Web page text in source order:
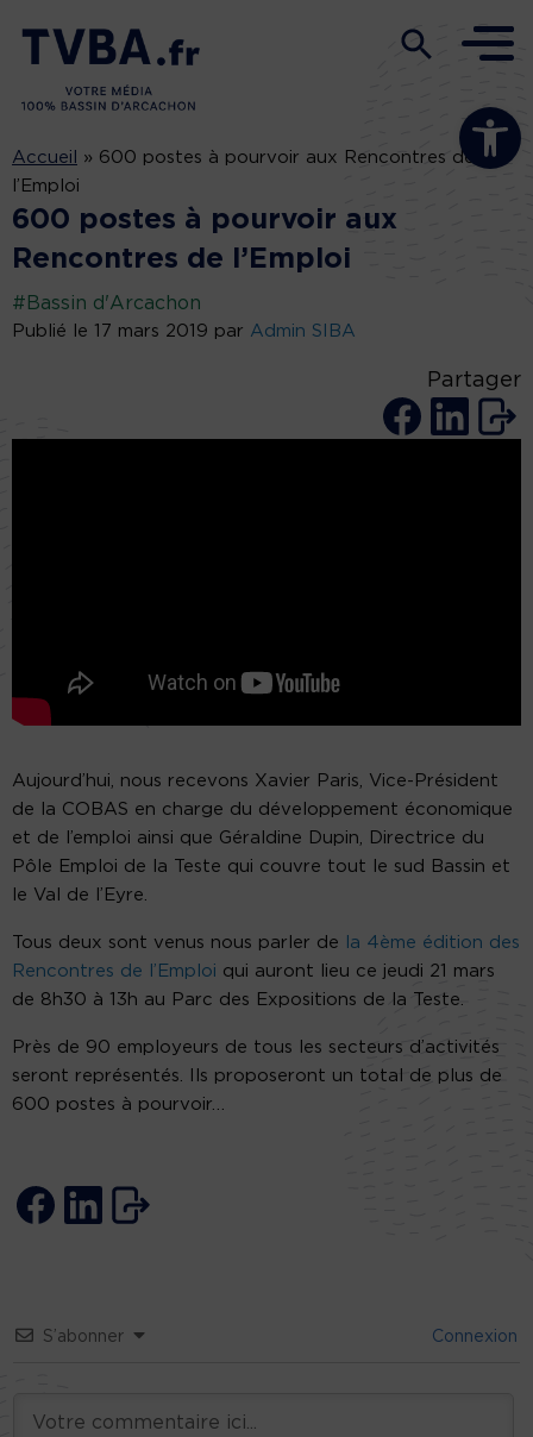
Ouvrir la
Accueil » 600 postes à pourvoir aux Rencontres de
l’Emploi
600 postes à pourvoir aux
Rencontres de l’Emploi
#Bassin d'Arcachon
Publié le 17 mars 2019 par Admin SIBA
Partager
Aujourd’hui, nous recevons Xavier Paris, Vice-Président
de la COBAS en charge du développement économique
et de l’emploi ainsi que Géraldine Dupin, Directrice du
Pôle Emploi de la Teste qui couvre tout le sud Bassin et
le Val de l’Eyre.
Tous deux sont venus nous parler de
la 4ème édition des
Rencontres de l’Emploi qui auront lieu ce jeudi 21 mars
de 8h30 à 13h au Parc des Expositions de la Teste.
Près de 90 employeurs de tous les secteurs d’activités
seront représentés. Ils proposeront un total de plus de
600 postes à pourvoir…
S’abonner Connexion